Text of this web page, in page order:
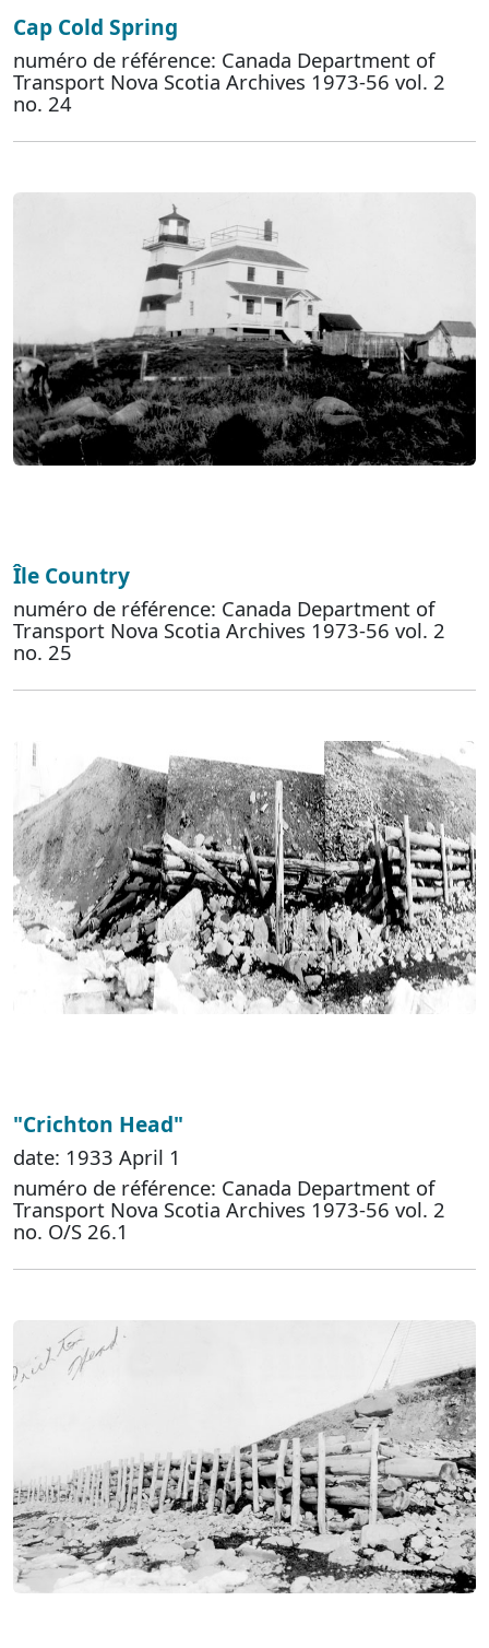
Cap Cold Spring
numéro de référence: Canada Department of
Transport Nova Scotia Archives 1973-56 vol. 2
no. 24
Île Country
numéro de référence: Canada Department of
Transport Nova Scotia Archives 1973-56 vol. 2
no. 25
"Crichton Head"
date: 1933 April 1
numéro de référence: Canada Department of
Transport Nova Scotia Archives 1973-56 vol. 2
no. O/S 26.1